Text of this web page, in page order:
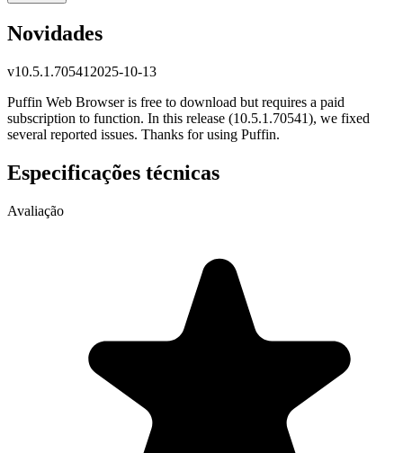
Novidades
v10.5.1.70541 2025-10-13
Puffin Web Browser is free to download but requires a paid
subscription to function. In this release (10.5.1.70541), we fixed
several reported issues. Thanks for using Puffin.
Especificações técnicas
Avaliação